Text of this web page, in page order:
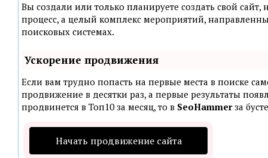
Вы создали или только планируете создать свой
процесс, а целый комплекс мероприятий,
поисковых системах.
Ускорение продвижения
Если вам трудно попасть на первые места в поиске
продвижение в десятки раз, а первые результаты
продвинется в Топ10 за месяц, то в SeoHammerза
Начать продвижение сайта